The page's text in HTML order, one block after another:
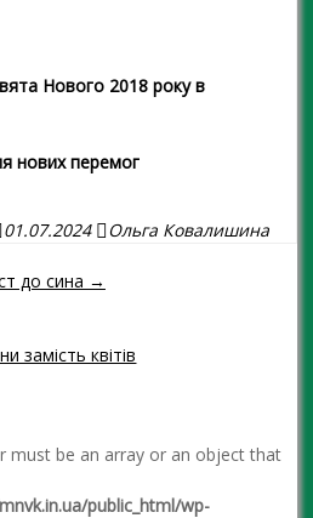
Нового 2018 року в
нових перемог
01.07.2024
Ольга Ковалишина
до сина →
замість квітів
must be an array or an object that
public_html/wp-